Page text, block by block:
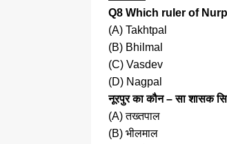
Q8 Which ruler of
(A) Takhtpal
(B) Bhilmal
(C) Vasdev
(D) Nagpal
नूरपुर का कौन – सा शासक
(A) तख्तपाल
(B) भीलमाल